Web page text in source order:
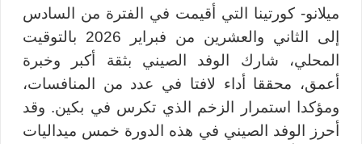
ميلانو- كورتينا التي أقيمت في الفترة من السادس
إلى الثاني والعشرين من فبراير 2026 بالتوقيت
المحلي، شارك الوفد الصيني بثقة أكبر وخبرة
أعمق، محققا أداء لافتا في عدد من المنافسات،
ومؤكدا استمرار الزخم الذي تكرس في بكين. وقد
أحرز الوفد الصيني في هذه الدورة خمس ميداليات